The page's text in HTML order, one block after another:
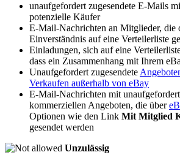
unaufgefordert zugesendete E-Mails
potenzielle Käufer
E-Mail-Nachrichten an Mitglieder, die
Einverständnis auf eine Verteilerliste
Einladungen, sich auf eine
dass ein Zusammenhang mit Ihrem
Unaufgefordert zugesendete
Verkaufen außerhalb von eBay
E-Mail-Nachrichten mit unaufgefordert
kommerziellen Angeboten, die über
Optionen wie den Link Mit Mitglied
gesendet werden
Unzulässig